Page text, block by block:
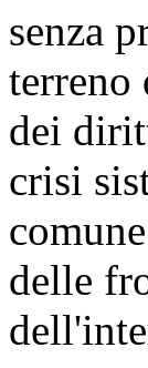
senza
terreno
dei
crisi
delle